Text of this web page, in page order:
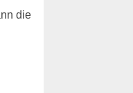
die